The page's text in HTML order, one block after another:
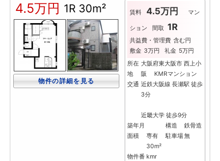
4.5万円 1R 30m²
物件の詳細を見る
賃料 4.5万円 マン
ション 間取 1R
共益費・管理費 含む円
敷金 3万円 礼金 5万円
所在
地
大阪府東大阪市 西上小
阪 KMRマンション
交通 近鉄大阪線 長瀬駅 徒歩
3分
近畿大学 徒歩9分
築年月
構造
鉄骨造
面積
専有
30m²
駐車場無
物件番 kmr